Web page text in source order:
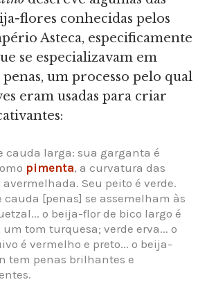
flores conhecidas pelos
Asteca, especificamente
se especializavam em
um processo pelo qual
eram usadas para criar
cauda larga: sua garganta é
pimenta, a curvatura das
avermelhada. Seu peito é verde.
cauda [penas] se assemelham às
o beija-flor de bico largo é
um tom turquesa; verde erva... o
é vermelho e preto... o beija-
tem penas brilhantes e